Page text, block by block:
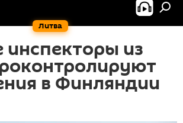
Литва
из
в Финляндии